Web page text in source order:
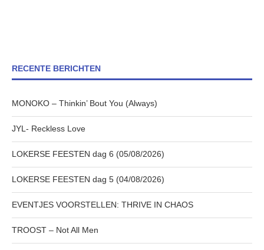
RECENTE BERICHTEN
MONOKO – Thinkin’ Bout You (Always)
JYL- Reckless Love
LOKERSE FEESTEN dag 6 (05/08/2026)
LOKERSE FEESTEN dag 5 (04/08/2026)
EVENTJES VOORSTELLEN: THRIVE IN CHAOS
TROOST – Not All Men